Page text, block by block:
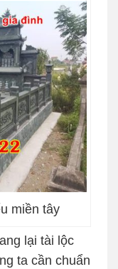
miền tây
lại tài lộc
ta cần chuẩn